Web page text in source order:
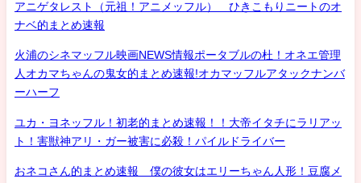
アニゲタレスト（元祖！アニメッフル） ひきこもりニートのオ
ナベ的まとめ速報
火浦のシネマッフル映画NEWS情報ポータブルの杜！オネエ管理
人オカマちゃんの鬼女的まとめ速報!オカマッフルアタックナンバ
ーハーフ
ユカ・ヨネッフル！初老的まとめ速報！！大帝イタチにラリアッ
ト！害獣神アリ・ガー被害に必殺！パイルドライバー
おネコさん的まとめ速報 僕の彼女はエリーちゃん人形！豆腐メ